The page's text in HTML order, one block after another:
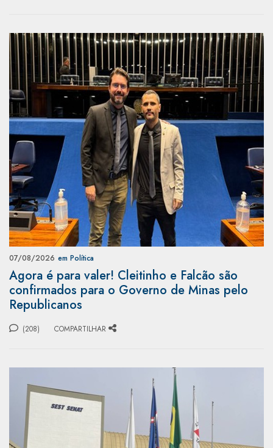
07/08/2026 em Política
Agora é para valer! Cleitinho e Falcão são
confirmados para o Governo de Minas pelo
Republicanos
(208) COMPARTILHAR